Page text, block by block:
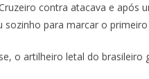
contra atacava e após
para marcar o
o artilheiro letal do